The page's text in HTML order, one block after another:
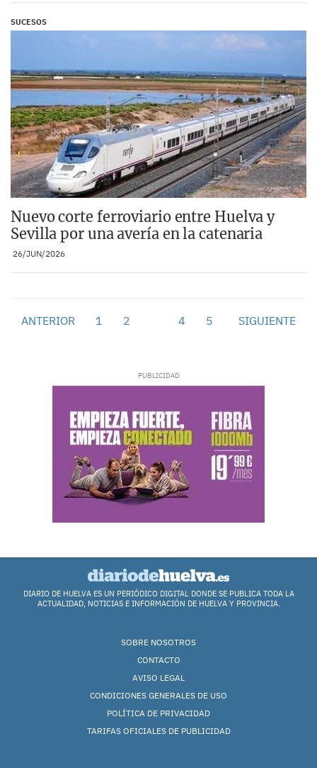
SUCESOS
Nuevo corte ferroviario entre Huelva y
Sevilla por una avería en la catenaria
26/JUN/2026
ANTERIOR 1 2 4 5 SIGUIENTE
DIARIO DE HUELVA ES UN PERIÓDICO DIGITAL DONDE SE PUBLICA TODA LA
ACTUALIDAD, NOTICIAS E INFORMACIÓN DE HUELVA Y PROVINCIA.
SOBRE NOSOTROS
CONTACTO
AVISO LEGAL
CONDICIONES GENERALES DE USO
POLÍTICA DE PRIVACIDAD
TARIFAS OFICIALES DE PUBLICIDAD